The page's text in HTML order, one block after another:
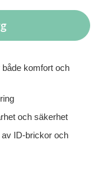
komfort och
och säkerhet
ID-brickor och